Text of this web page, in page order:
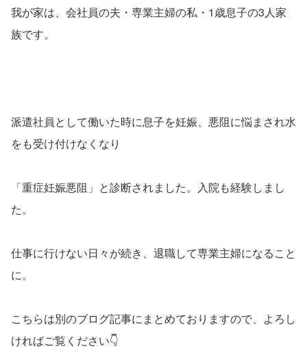
我が家は、会社員の夫・専業主婦の私・ 1歳息子の3人家
族です。
派遣社員として働いた時に息子を妊娠、悪阻に悩まされ水
をも受け付けなくなり
「重症妊娠悪阻」と診断されました。入院も経験しまし
た。
仕事に行けない日々が続き、退職して専業主婦になること
に。
こちらは別のブログ記事にまとめておりますので、よろし
ければご覧ください👇